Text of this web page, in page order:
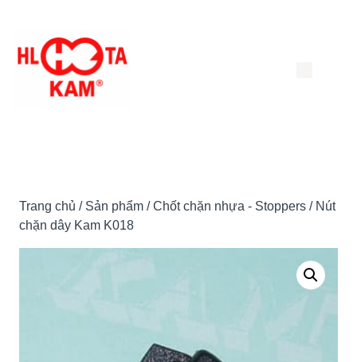
đến
Trang chủ / Sản phẩm /Chốt chặn nhựa - Stoppers / Nút
chặn dây Kam K018